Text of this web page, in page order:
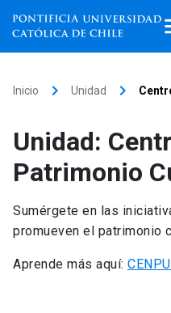
Facultades, escuelas e
institutos
Investigación
Inicio keyboard_arrow_right Unidad keyboard_arrow_right
Unidad:
Patrimonio
Sumérgete en las
promueven el patrimonio
Aprende más aquí: